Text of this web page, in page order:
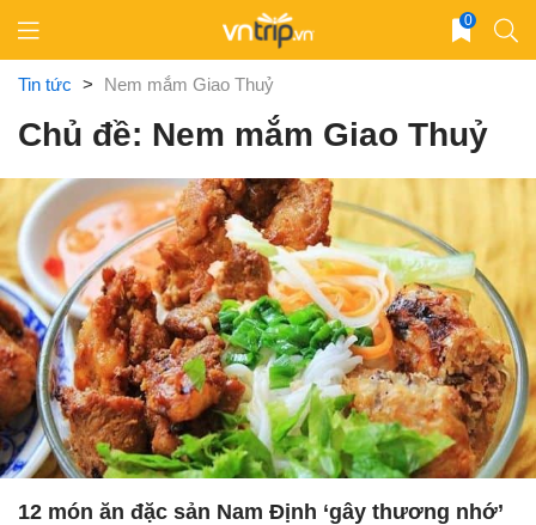
content
0
Tin tức > Nem mắm Giao Thuỷ
Chủ đề: Nem mắm Giao Thuỷ
12 món ăn đặc sản Nam Định ‘gây thương nhớ’